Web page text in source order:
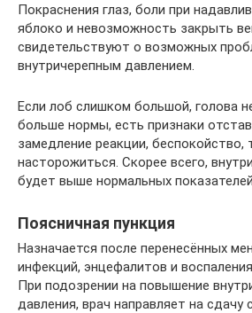
Покраснения глаз, боли при
яблоко и невозможность закрыть
свидетельствуют о возможных
внутричерепным давлением.
Если лоб слишком большой, голова
больше нормы, есть признаки
замедление реакции, беспокойство,
насторожиться. Скорее всего,
будет выше нормальных
Поясничная пункция
Назначается после перенесённых
инфекций, энцефалитов и
При подозрении на повышение
давления, врач направляет на сдачу